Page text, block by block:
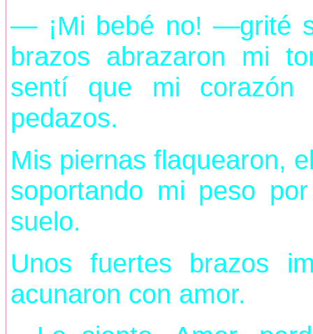
— ¡Mi bebé no! —grité
brazos abrazaron mi
sentí que mi corazón
pedazos.
Mis piernas flaquearon,
soportando mi peso
suelo.
Unos fuertes brazos
acunaron con amor.